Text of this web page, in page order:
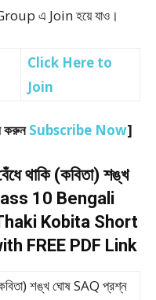
এ Join হয়ে যাও।
Click Here to
Join
করুনSubscribe Now]
থাকি (কবিতা) শঙ্খ
10 Bengali
Kobita Short
FREE PDF Link
শঙ্খ ঘোষ SAQ প্রশ্ন